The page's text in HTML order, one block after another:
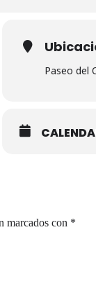
Paseo del
marcados con *